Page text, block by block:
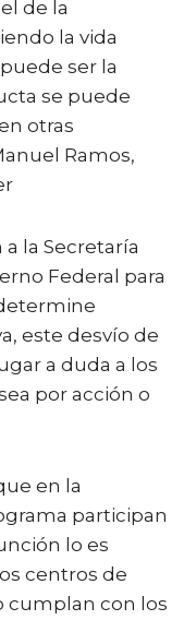
de la
la vida
ser la
se puede
otras
Ramos,
la Secretaría
Federal para
este desvío de
a duda a los
por acción o
en la
participan
lo es
centros de
cumplan con los